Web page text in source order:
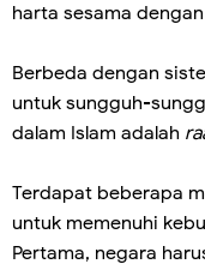
harta sesama
Berbeda dengan
untuk sungguh-
dalam Islam adalah
Terdapat beberapa
untuk memenuhi
Pertama, negara